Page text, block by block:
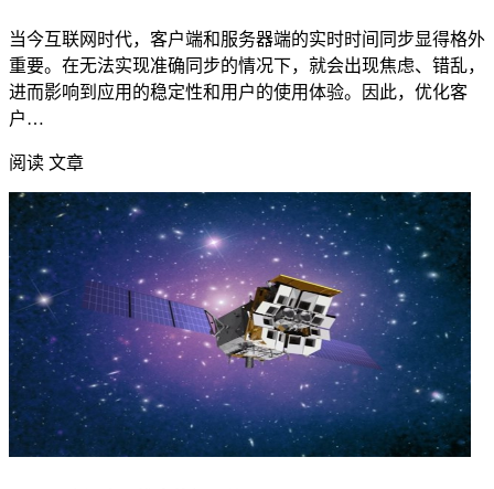
当今互联网时代，客户端和服务器端的实时时间同步显得格外
重要。在无法实现准确同步的情况下，就会出现焦虑、错乱，
进而影响到应用的稳定性和用户的使用体验。因此，优化客
户…
阅读 文章